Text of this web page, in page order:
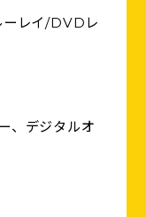
ーレイ/DVDレ
、デジタルオ